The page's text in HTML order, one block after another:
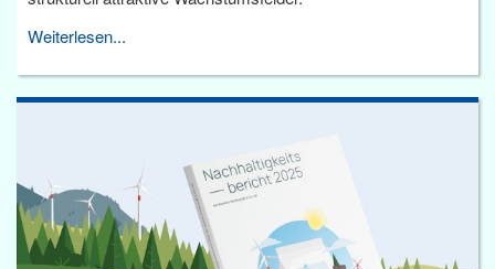
Weiterlesen...